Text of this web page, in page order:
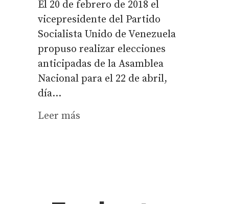
El 20 de febrero de 2018 el
vicepresidente del Partido
Socialista Unido de Venezuela
propuso realizar elecciones
anticipadas de la Asamblea
Nacional para el 22 de abril,
día...
Leer más